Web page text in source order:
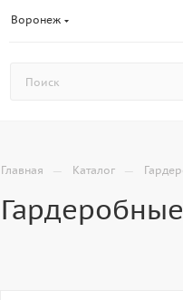
Воронеж
Главная — Каталог —